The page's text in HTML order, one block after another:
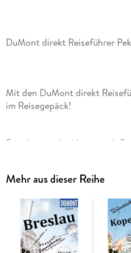
DuMont direkt Reiseführer
Mit den DuMont direkt
im Reisegepäck!
Die chinesische Hauptstadt
Fülling können Sie sich
Pekings mischen, direkt in
Highlights und Hotspots
der Welt Tian'anmen
Mehr aus dieser Reihe